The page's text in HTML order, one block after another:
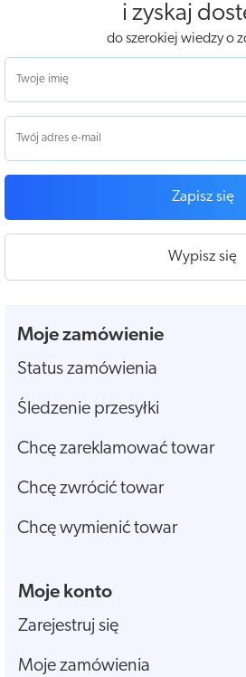
i zyskaj
do szerokiej wiedzy o
Zapisz się
Wypisz się
Moje zamówienie
Status zamówienia
Śledzenie przesyłki
Chcę zareklamować towar
Chcę zwrócić towar
Chcę wymienić towar
Moje konto
Zarejestruj się
Moje zamówienia